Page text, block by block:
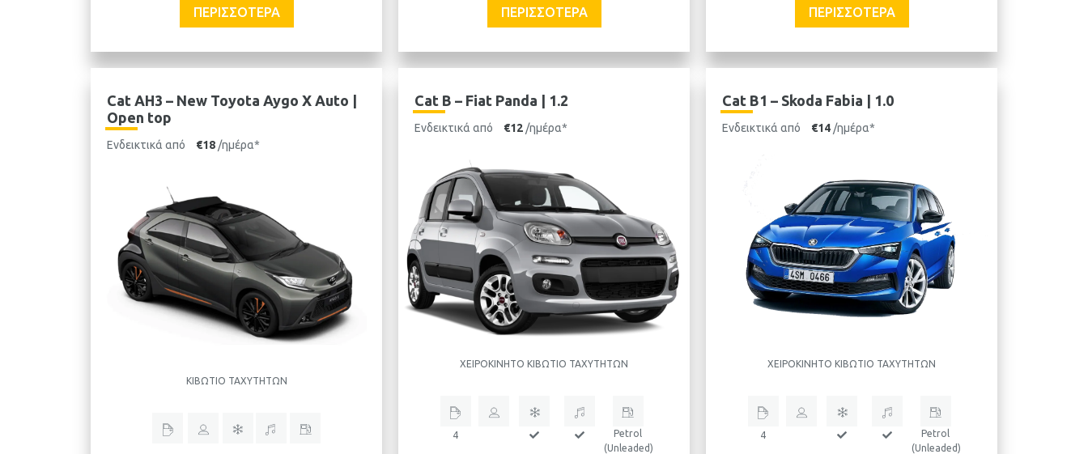
ΠΕΡΙΣΣΌΤΕΡΑ ΠΕΡΙΣΣΌΤΕΡΑ ΠΕΡΙΣΣΌΤΕΡΑ
Cat AH3 – New Toyota Aygo X Auto |
Open top
Ενδεικτικά από €18 /ημέρα*
ΚΙΒΏΤΙΟ ΤΑΧΥΤΉΤΩΝ
Cat Β – Fiat Panda | 1.2
Ενδεικτικά από €12 /ημέρα*
ΧΕΙΡΟΚΊΝΗΤΟ ΚΙΒΏΤΙΟ ΤΑΧΥΤΉΤΩΝ
4
Petrol
(Unleaded)
Cat B1 – Skoda Fabia | 1.0
Ενδεικτικά από €14 /ημέρα*
ΧΕΙΡΟΚΊΝΗΤΟ ΚΙΒΏΤΙΟ ΤΑΧΥΤΉΤΩΝ
4
Petrol
(Unleaded)